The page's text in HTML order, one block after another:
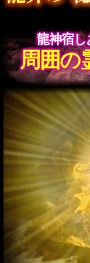
入UP
視】
成功
龍神霊
勢◆次
変チ
告白
え“あ
定霊視